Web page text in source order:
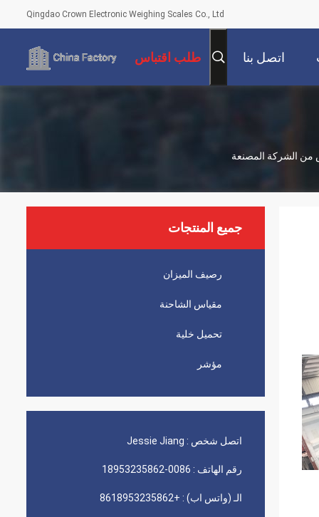
Qingdao Crown Electronic Weighing Scales Co., Ltd
اتصل بنا طلب اقتباس
جميع المنتجات
رصيف الميزان
مقياس الشاحنة
تحميل خلية
مؤشر
اتصل شخص : Jessie Jiang
رقم الهاتف : 0086-18953235862
الـ (واتس اب) : +8618953235862